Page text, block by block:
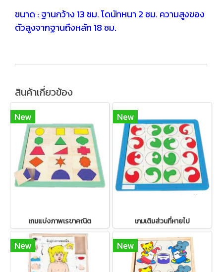
ขนาด : ฐานกว้าง 13 ซม. โดนัทหนา 2 ซม. ความสูงของ
ตัวสูงจากฐานถึงหลัก 18 ซม.
สินค้าเกี่ยวข้อง
New
เกมแบ่งภาพเรขาคณิต
New
เกมเติมส่วนที่หายไป
New New